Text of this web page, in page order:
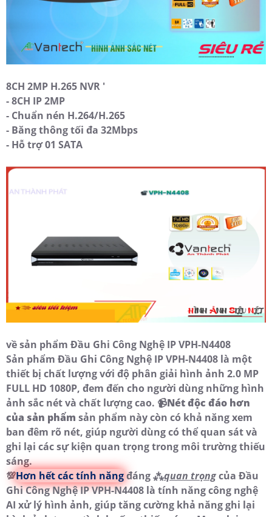
8CH 2MP H.265 NVR '
- 8CH IP 2MP
- Chuẩn nén H.264/H.265
- Băng thông tối đa 32Mbps
- Hỗ trợ 01 SATA
về sản phẩm Đầu Ghi Công Nghệ IP VPH-N4408
Sản phẩm Đầu Ghi Công Nghệ IP VPH-N4408 là một
thiết bị chất lượng với độ phân giải hình ảnh 2.0 MP
FULL HD 1080P, đem đến cho người dùng những hình
ảnh sắc nét và chất lượng cao. 📹Nét độc đáo hơn
của sản phẩm sản phẩm này còn có khả năng xem
ban đêm rõ nét, giúp người dùng có thể quan sát và
ghi lại các sự kiện quan trọng trong môi trường thiếu
sáng.
💯Hơn hết các tính năngđáng ⁂quan trọngcủa Đầu
Ghi Công Nghệ IP VPH-N4408 là tính năng công nghệ
AI xử lý hình ảnh, giúp tăng cường khả năng ghi lại